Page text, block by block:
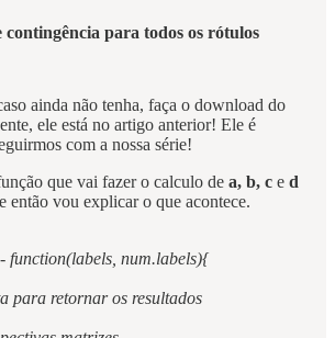
contingência para todos os rótulos
ainda não tenha, faça o download do
ele está no artigo anterior! Ele é
com a nossa série!
que vai fazer o calculo de a, b, c e d
então vou explicar o que acontece.
function(labels, num.labels){
para retornar os resultados